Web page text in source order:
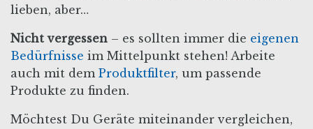
lieben, aber…
Nicht vergessen – es sollten immer die eigenen
Bedürfnisse im Mittelpunkt stehen! Arbeite
auch mit dem Produktfilter, um passende
Produkte zu finden.
Möchtest Du Geräte miteinander vergleichen,